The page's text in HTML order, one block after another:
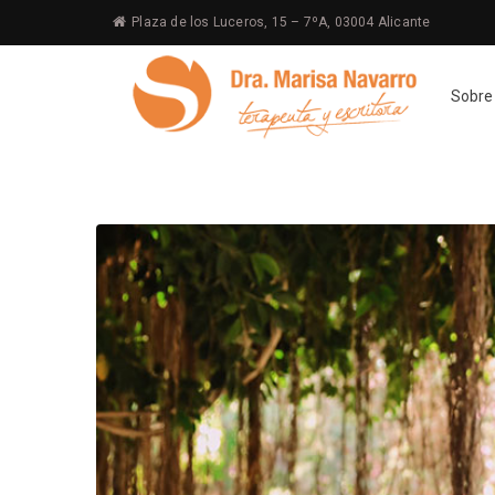
Plaza de los Luceros, 15 – 7ºA, 03004 Alicante